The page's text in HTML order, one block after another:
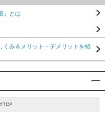
」とは
み＆メリット・デメリットを紹
TOP